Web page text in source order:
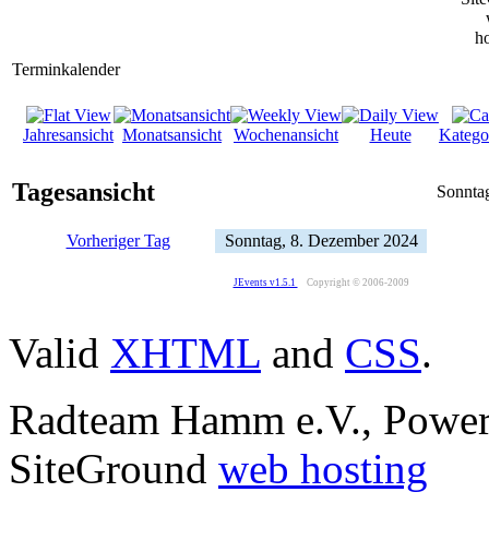
Terminkalender
Jahresansicht Monatsansicht Wochenansicht Heute
Tagesansicht
Vorheriger Tag Sonntag, 8. Dezember 2024
JEvents v1.5.1 Copyright © 2006-2009
Valid XHTML and CSS.
Radteam Hamm e.V.,
SiteGround web hosting